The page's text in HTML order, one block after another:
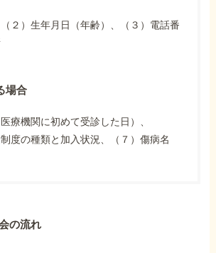
（２）生年月日（年齢）、（３）電話番
場合
療機関に初めて受診した日）、
制度の種類と加入状況、（７）傷病名
の流れ